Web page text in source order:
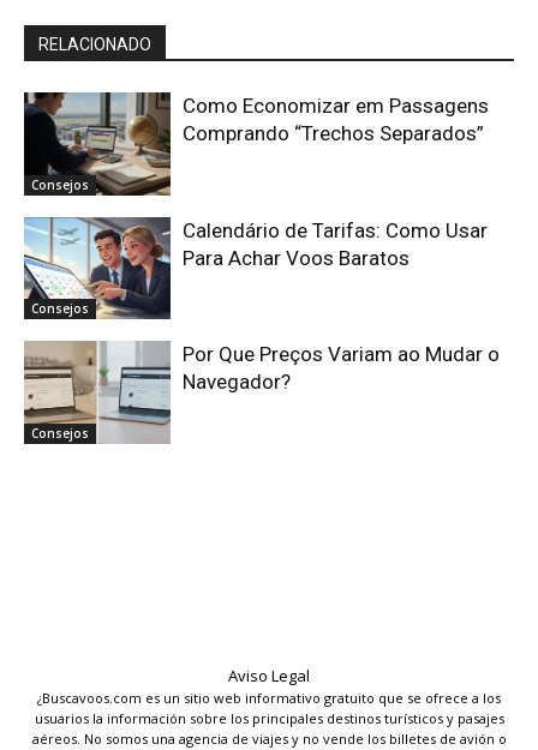
RELACIONADO
Consejos
Como Economizar em Passagens
Comprando “Trechos Separados”
Consejos
Calendário de Tarifas: Como Usar
Para Achar Voos Baratos
Consejos
Por Que Preços Variam ao Mudar o
Navegador?
Aviso Legal
¿Buscavoos.com es un sitio web informativo gratuito que se ofrece a los
usuarios la información sobre los principales destinos turísticos y pasajes
aéreos. No somos una agencia de viajes y no vende los billetes de avión o